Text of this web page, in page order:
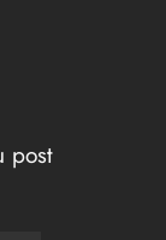
post